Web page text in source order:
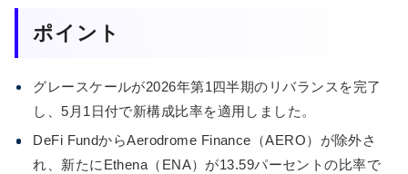
ポイント
グレースケールが2026年第1四半期のリバランスを完了
し、5月1日付で新構成比率を適用しました。
DeFi FundからAerodrome Finance（AERO）が除外さ
れ、新たにEthena（ENA）が13.59パーセントの比率で